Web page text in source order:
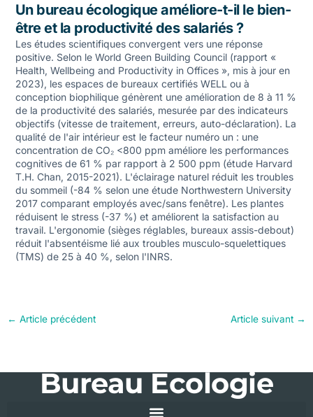
Un bureau écologique améliore-t-il le bien-
être et la productivité des salariés ?
Les études scientifiques convergent vers une réponse
positive. Selon le World Green Building Council (rapport «
Health, Wellbeing and Productivity in Offices », mis à jour en
2023), les espaces de bureaux certifiés WELL ou à
conception biophilique génèrent une amélioration de 8 à 11 %
de la productivité des salariés, mesurée par des indicateurs
objectifs (vitesse de traitement, erreurs, auto-déclaration). La
qualité de l'air intérieur est le facteur numéro un : une
concentration de CO₂ <800 ppm améliore les performances
cognitives de 61 % par rapport à 2 500 ppm (étude Harvard
T.H. Chan, 2015-2021). L'éclairage naturel réduit les troubles
du sommeil (-84 % selon une étude Northwestern University
2017 comparant employés avec/sans fenêtre). Les plantes
réduisent le stress (-37 %) et améliorent la satisfaction au
travail. L'ergonomie (sièges réglables, bureaux assis-debout)
réduit l'absentéisme lié aux troubles musculo-squelettiques
(TMS) de 25 à 40 %, selon l'INRS.
← Article précédent Article suivant →
Bureau Ecologie